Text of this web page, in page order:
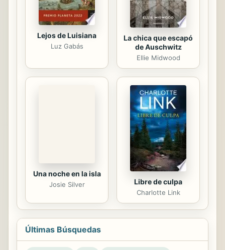
Lejos de Luisiana
Luz Gabás
La chica que escapó
de Auschwitz
Ellie Midwood
Una noche en la isla
Josie Silver Libre de culpa
Charlotte Link
Últimas Búsquedas